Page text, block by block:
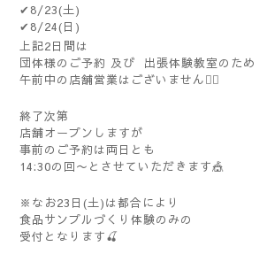
✔︎8/23(土)
✔︎8/24(日)
上記2日間は
団体様のご予約 及び
出張体験教室のため
午前中の店舗営業はございません🙇‍♀️
終了次第
店舗オープンしますが
事前のご予約は両日とも
14:30の回〜とさせていただきます🎪
※なお23日(土)は都合により
食品サンプルづくり体験のみの
受付となります🍒